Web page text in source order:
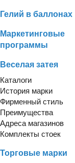
Гелий в баллонах
Маркетинговые
программы
Веселая затея
Каталоги
История марки
Фирменный стиль
Преимущества
Адреса магазинов
Комплекты стоек
Торговые марки